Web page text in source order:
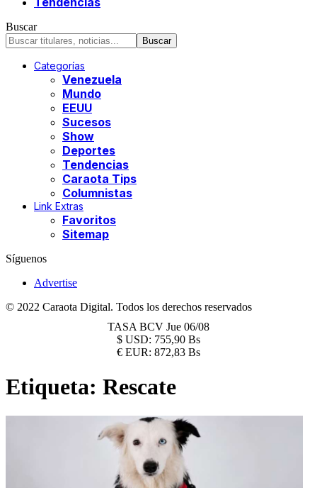
Buscar
Categorías
Venezuela
Mundo
EEUU
Sucesos
Show
Deportes
Tendencias
Caraota Tips
Columnistas
Link Extras
Favoritos
Sitemap
Síguenos
Advertise
© 2022 Caraota Digital. Todos los derechos reservados
TASA BCV Jue 06/08
$ USD: 755,90 Bs
€ EUR: 872,83 Bs
Etiqueta: Rescate